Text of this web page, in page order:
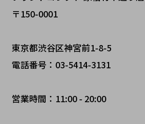
〒150-0001
東京都渋谷区神宮前1-8-5
電話番号：03-5414-3131
営業時間：11:00 - 20:00